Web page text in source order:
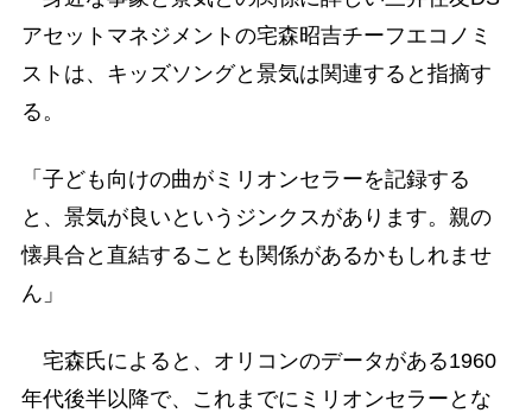
アセットマネジメントの宅森昭吉チーフエコノミ
ストは、キッズソングと景気は関連すると指摘す
る。
「子ども向けの曲がミリオンセラーを記録する
と、景気が良いというジンクスがあります。親の
懐具合と直結することも関係があるかもしれませ
ん」
宅森氏によると、オリコンのデータがある1960
年代後半以降で、これまでにミリオンセラーとな